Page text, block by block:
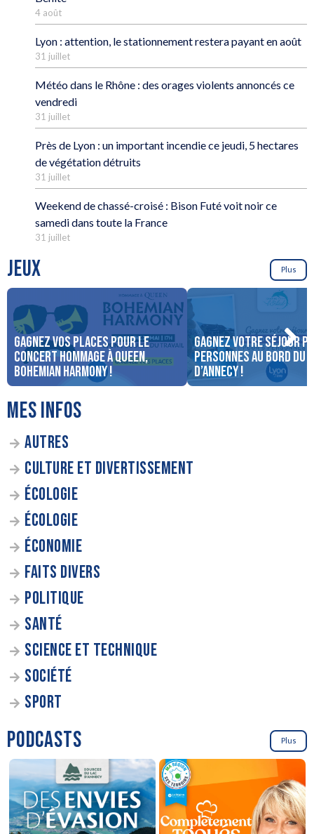
4 août
Lyon : attention, le stationnement restera payant en août
31 juillet
Météo dans le Rhône : des orages violents annoncés ce
vendredi
31 juillet
Près de Lyon : un important incendie ce jeudi, 5 hectares
de végétation détruits
31 juillet
Weekend de chassé-croisé : Bison Futé voit noir ce
samedi dans toute la France
31 juillet
JEUX Plus
Gagnez vos places pour le
concert Hommage à Queen,
Bohemian Harmony !
Gagnez votre séjour
personnes au bord du
d’Annecy !
MES INFOS
AUTRES
CULTURE ET DIVERTISSEMENT
ÉCOLOGIE
ÉCOLOGIE
ÉCONOMIE
FAITS DIVERS
POLITIQUE
SANTÉ
SCIENCE ET TECHNIQUE
SOCIÉTÉ
SPORT
PODCASTS Plus